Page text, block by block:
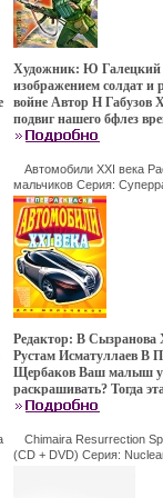
Художник: Ю Галецкий
изображением солдат и
войне Автор Н Габузов
подвиг нашего бфлез
Раскраска.
Автомобили XXI века
мальчиков Серия:
1010f.
Редактор: В Сызранова
Рустам Исматуллаев В
Щербаков Ваш малыш
раскрашивать? Тогда
специально для него В
раскрасиаэпврт их
картинок развивает
Chimaira Resurrection
(CD + DVD) Серия: